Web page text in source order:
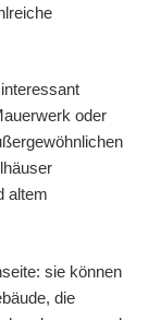
oder
altem
sie können
die